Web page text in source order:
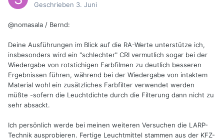
Geschrieben 3. Juni
@nomasala / Bernd:
Deine Ausführungen im Blick auf die RA-Werte unterstütze ich,
insbesonders wird ein "schlechter" CRI vermutlich sogar bei der
Wiedergabe von rotstichigen Farbfilmen zu deutlich besseren
Ergebnissen führen, während bei der Wiedergabe von intaktem
Material wohl ein zusätzliches Farbfilter verwendet werden
müßte -sofern die Leuchtdichte durch die Filterung dann nicht zu
sehr absackt.
Ich persönlich werde bei meinen weiteren Versuchen die LARP-
Technik ausprobieren. Fertige Leuchtmittel stammen aus der KFZ-